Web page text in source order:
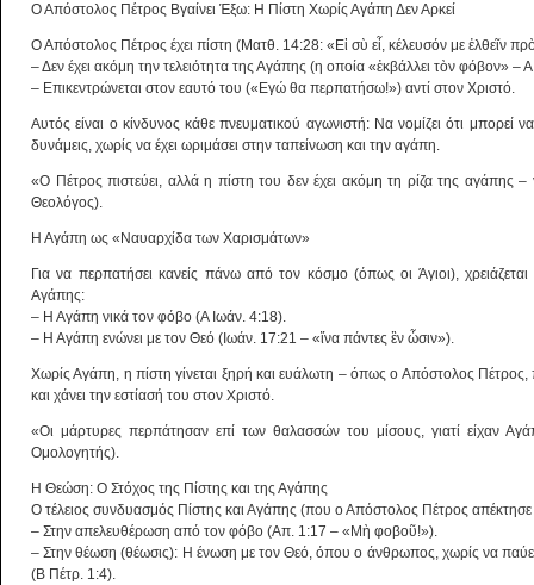
Ο Απόστολος Πέτρος Βγαίνει Έξω: Η Πίστη Χωρίς Αγάπη Δεν Αρκεί
Ο Απόστολος Πέτρος έχει πίστη (Ματθ. 14:28: «Εἰ σὺ εἶ, κέλευσόν με ἐλθεῖν
– Δεν έχει ακόμη την τελειότητα της Αγάπης (η οποία «ἐκβάλλει τὸν φόβον» –
– Επικεντρώνεται στον εαυτό του («Εγώ θα περπατήσω!») αντί στον Χριστό.
Αυτός είναι ο κίνδυνος κάθε πνευματικού αγωνιστή: Να νομίζει ότι μπορεί
δυνάμεις, χωρίς να έχει ωριμάσει στην ταπείνωση και την αγάπη.
«Ο Πέτρος πιστεύει, αλλά η πίστη του δεν έχει ακόμη τη ρίζα της αγάπης
Θεολόγος).
Η Αγάπη ως «Ναυαρχίδα των Χαρισμάτων»
Για να περπατήσει κανείς πάνω από τον κόσμο (όπως οι Άγιοι),
Αγάπης:
– Η Αγάπη νικά τον φόβο (Α Ιωάν. 4:18).
– Η Αγάπη ενώνει με τον Θεό (Ιωάν. 17:21 – «ἵνα πάντες ἓν ὦσιν»).
Χωρίς Αγάπη, η πίστη γίνεται ξηρή και ευάλωτη – όπως ο Απόστολος Πέτρος,
και χάνει την εστίασή του στον Χριστό.
«Οι μάρτυρες περπάτησαν επί των θαλασσών του μίσους, γιατί είχαν
Ομολογητής).
Η Θεώση: Ο Στόχος της Πίστης και της Αγάπης
Ο τέλειος συνδυασμός Πίστης και Αγάπης (που ο Απόστολος Πέτρος απέκτησε
– Στην απελευθέρωση από τον φόβο (Απ. 1:17 – «Μὴ φοβοῦ!»).
– Στην θέωση (θέωσις): Η ένωση με τον Θεό, όπου ο άνθρωπος, χωρίς να παύει
(Β Πέτρ. 1:4).